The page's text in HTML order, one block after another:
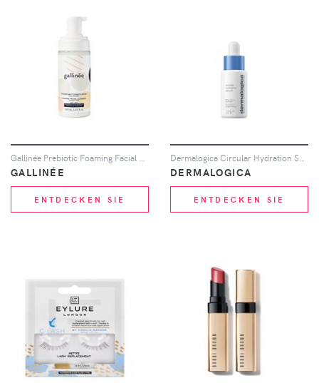
GALLINÉE
ENTDECKEN SIE
DERMALOGICA
ENTDECKEN SIE